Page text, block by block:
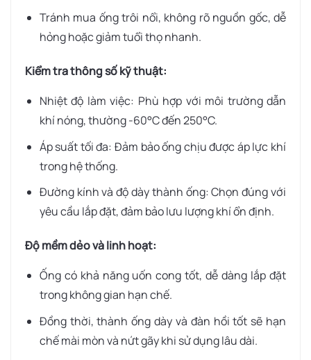
Tránh mua ống trôi nổi, không rõ nguồn gốc, dễ
hỏng hoặc giảm tuổi thọ nhanh.
Kiểm tra thông số kỹ thuật:
Nhiệt độ làm việc: Phù hợp với môi trường dẫn
khí nóng, thường -60°C đến 250°C.
Áp suất tối đa: Đảm bảo ống chịu được áp lực khí
trong hệ thống.
Đường kính và độ dày thành ống: Chọn đúng với
yêu cầu lắp đặt, đảm bảo lưu lượng khí ổn định.
Độ mềm dẻo và linh hoạt:
Ống có khả năng uốn cong tốt, dễ dàng lắp đặt
trong không gian hạn chế.
Đồng thời, thành ống dày và đàn hồi tốt sẽ hạn
chế mài mòn và nứt gãy khi sử dụng lâu dài.